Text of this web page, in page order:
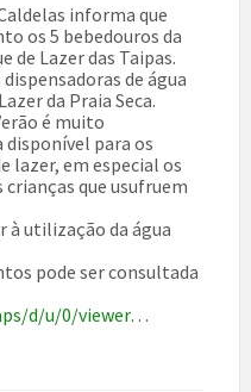
informa que
os 5 bebedouros da
de Lazer das Taipas.
de água
da Praia Seca.
é muito
para os
lazer, em especial os
que usufruem
à utilização da água
pode ser consultada
d/u/0/viewer…